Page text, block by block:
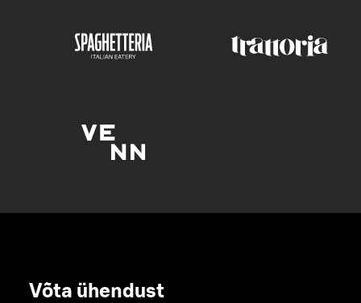
Võta ühendust